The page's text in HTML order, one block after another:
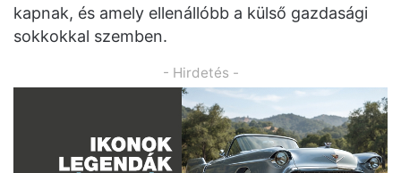
kapnak, és amely ellenállóbb a külső gazdasági
sokkokkal szemben.
- Hirdetés -